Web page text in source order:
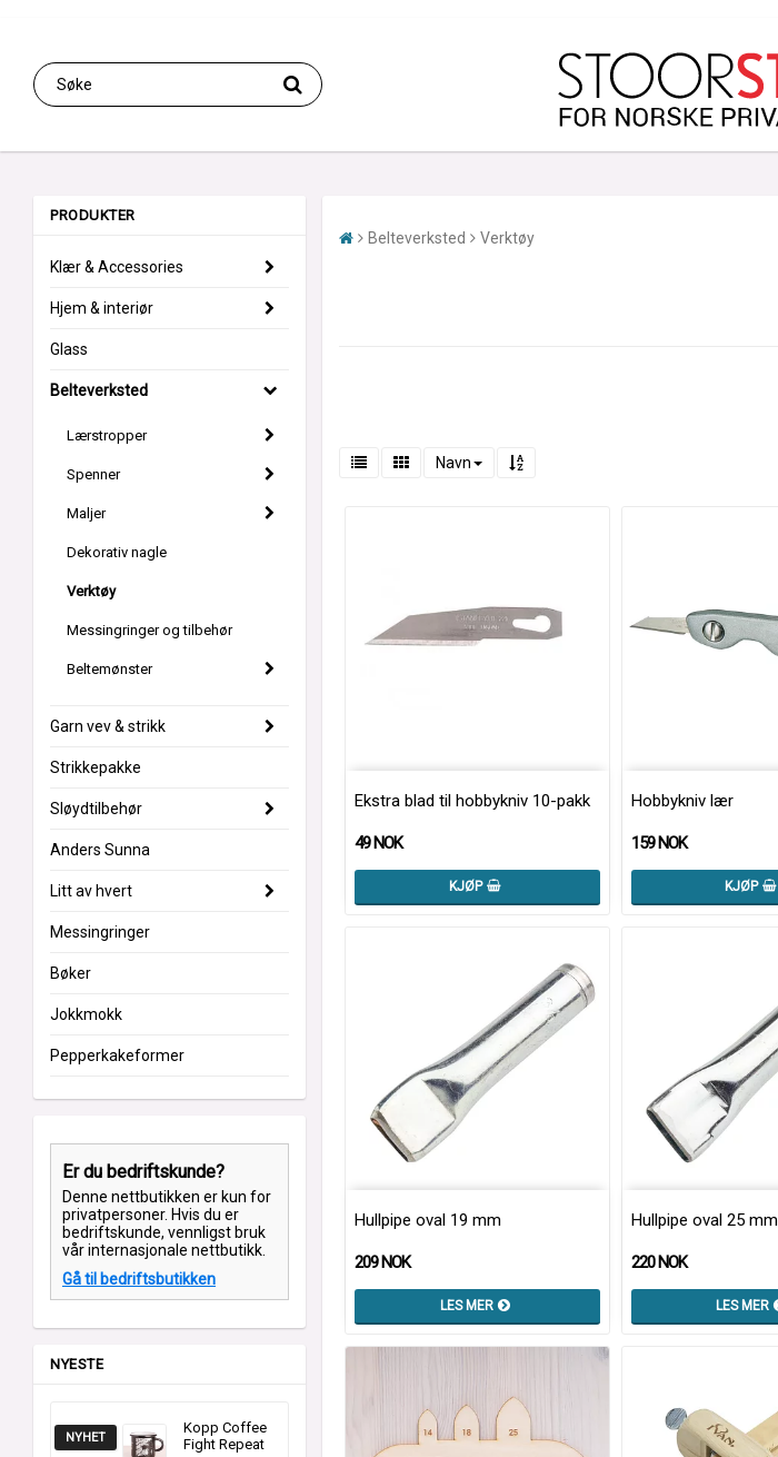
PRODUKTER
Klær & Accessories
Hjem & interiør
Glass
Belteverksted
Lærstropper
Spenner
Maljer
Dekorativ nagle
Verktøy
Messingringer og tilbehør
Beltemønster
Garn vev & strikk
Strikkepakke
Sløydtilbehør
Anders Sunna
Litt av hvert
Messingringer
Bøker
Jokkmokk
Pepperkakeformer
Er du bedriftskunde?
Denne nettbutikken er kun for
privatpersoner. Hvis du er
bedriftskunde, vennligst bruk
vår internasjonale nettbutikk.
Gå til bedriftsbutikken
NYESTE
NYHET
Kopp Coffee
Fight Repeat
Belteverksted Verktøy
Navn
Ekstra blad til hobbykniv 10-pakk
49 NOK
KJØP
Hobbykniv lær
159 NOK
KJØP
Hullpipe oval 19 mm
209 NOK
LES MER
Hullpipe oval 25 mm
220 NOK
LES MER